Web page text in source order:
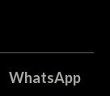
WhatsApp